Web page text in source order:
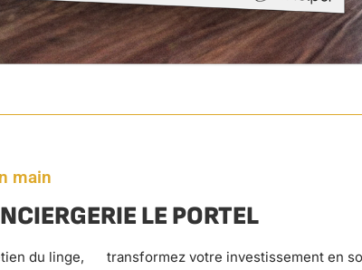
main
LE PORTEL